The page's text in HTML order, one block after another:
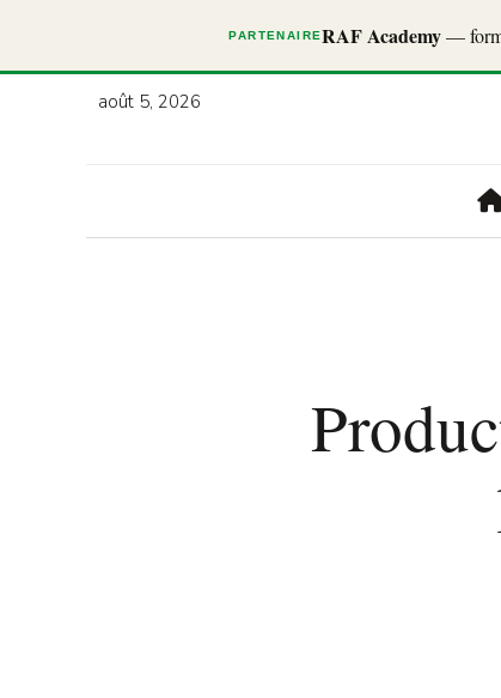
PARTENAIRERAF Academy—
août 5, 2026